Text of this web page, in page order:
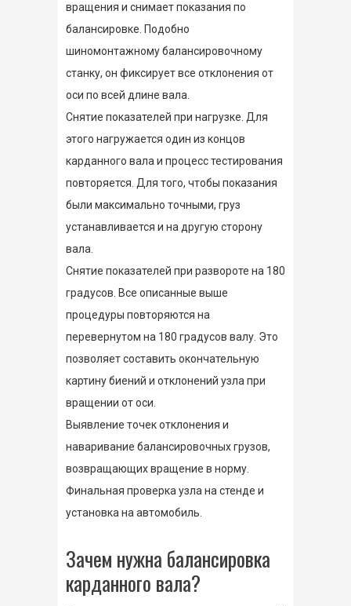
вращения и снимает показания по
балансировке. Подобно
шиномонтажному балансировочному
станку, он фиксирует все отклонения от
оси по всей длине вала.
Снятие показателей при нагрузке. Для
этого нагружается один из концов
карданного вала и процесс тестирования
повторяется. Для того, чтобы показания
были максимально точными, груз
устанавливается и на другую сторону
вала.
Снятие показателей при развороте на 180
градусов. Все описанные выше
процедуры повторяются на
перевернутом на 180 градусов валу. Это
позволяет составить окончательную
картину биений и отклонений узла при
вращении от оси.
Выявление точек отклонения и
наваривание балансировочных грузов,
возвращающих вращение в норму.
Финальная проверка узла на стенде и
установка на автомобиль.
Зачем нужна балансировка
карданного вала?